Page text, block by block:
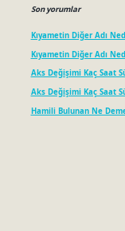
Son yorumlar
Kıyametin Diğer Adı
Kıyametin Diğer Adı
Aks Değişimi Kaç Saat
Aks Değişimi Kaç Saat
Hamili Bulunan Ne